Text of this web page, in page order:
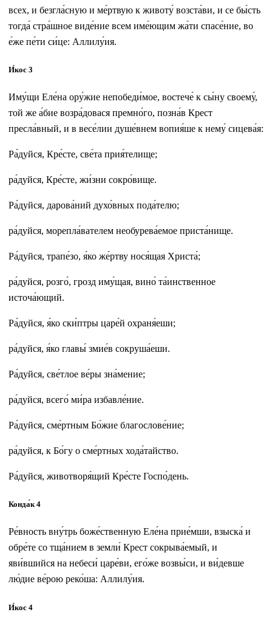
всех, и безгла́сную и ме́ртвую к животу́ возста́ви, и се бы́сть
тогда́ стра́шное виде́ние всем име́ющим жа́ти спасе́ние, во
е́же пе́ти си́це: Аллилу́ия.
И́кос 3
Иму́щи Еле́на ору́жие непобеди́мое, востече́ к сы́ну своему́,
той же а́бие возра́довася премно́го, позна́в Крест
пресла́вный, и в весе́лии душе́внем вопия́ше к нему́ сицева́я:
Ра́дуйся, Кре́сте, све́та прия́телище;
ра́дуйся, Кре́сте, жи́зни сокро́вище.
Ра́дуйся, дарова́ний духо́вных пода́телю;
ра́дуйся, морепла́вателем необурева́емое приста́нище.
Ра́дуйся, трапе́зо, я́ко же́ртву нося́щая Христа́;
ра́дуйся, розго́, грозд иму́щая, вино́ та́инственное
источа́ющий.
Ра́дуйся, я́ко ски́птры царе́й охраня́еши;
ра́дуйся, я́ко главы́ змие́в сокруша́еши.
Ра́дуйся, све́тлое ве́ры зна́мение;
ра́дуйся, всего́ ми́ра избавле́ние.
Ра́дуйся, сме́ртным Бо́жие благослове́ние;
ра́дуйся, к Бо́гу о сме́ртных хода́тайство.
Ра́дуйся, животворя́щий Кре́сте Госпо́день.
Конда́к 4
Ре́вность вну́трь боже́ственную Еле́на прие́мши, взыска́ и
обре́те со тща́нием в земли́ Крест сокрыва́емый, и
яви́вшийся на небеси́ царе́ви, его́же возвы́си, и ви́девше
лю́дие ве́рою реко́ша: Аллилу́ия.
И́кос 4